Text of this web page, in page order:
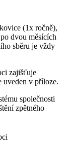
(1x ročně),
dvou měsících
sběru je vždy
zajišťuje
uveden v příloze.
společnosti
zpětného